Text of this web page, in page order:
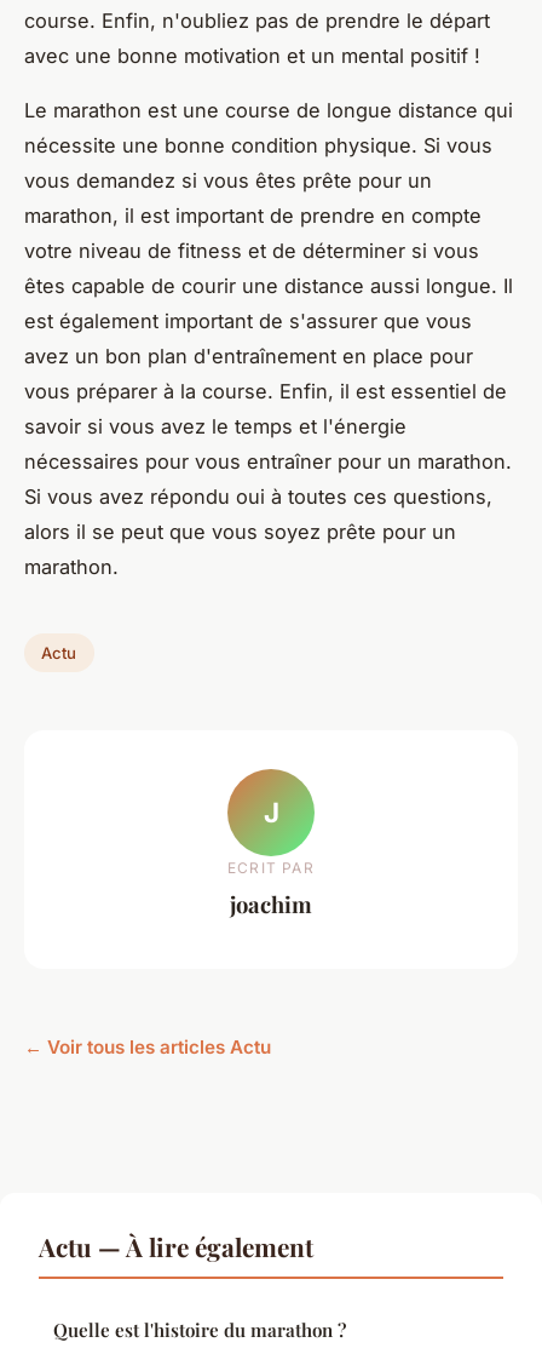
course. Enfin, n'oubliez pas de prendre le départ
avec une bonne motivation et un mental positif !
Le marathon est une course de longue distance qui
nécessite une bonne condition physique. Si vous
vous demandez si vous êtes prête pour un
marathon, il est important de prendre en compte
votre niveau de fitness et de déterminer si vous
êtes capable de courir une distance aussi longue. Il
est également important de s'assurer que vous
avez un bon plan d'entraînement en place pour
vous préparer à la course. Enfin, il est essentiel de
savoir si vous avez le temps et l'énergie
nécessaires pour vous entraîner pour un marathon.
Si vous avez répondu oui à toutes ces questions,
alors il se peut que vous soyez prête pour un
marathon.
Actu
J
ECRIT PAR
joachim
← Voir tous les articles Actu
Actu — À lire également
Quelle est l'histoire du marathon ?